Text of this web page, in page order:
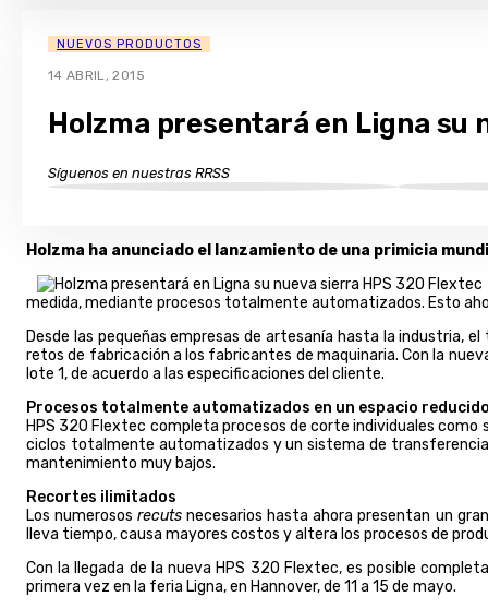
NUEVOS PRODUCTOS
14 ABRIL, 2015
Holzma presentará en Ligna su
Síguenos en nuestras RRSS
Holzma ha anunciado el lanzamiento de una primicia
medida, mediante procesos totalmente automatizados. Esto
Desde las pequeñas empresas de artesanía hasta la industria,
retos de fabricación a los fabricantes de maquinaria. Con la
lote 1, de acuerdo a las especificaciones del cliente.
Procesos totalmente automatizados en un espacio
HPS 320 Flextec completa procesos de corte individuales
ciclos totalmente automatizados y un sistema de
mantenimiento muy bajos.
Recortes ilimitados
Los numerososrecuts necesarios hasta ahora presentan un
lleva tiempo, causa mayores costos y altera los procesos de
Con la llegada de la nueva HPS 320 Flextec, es posible
primera vez en la feria Ligna, en Hannover, de 11 a 15 de mayo.